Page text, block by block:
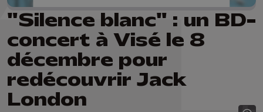
"Silence blanc" : un BD-
concert à Visé le 8
décembre pour
redécouvrir Jack
London